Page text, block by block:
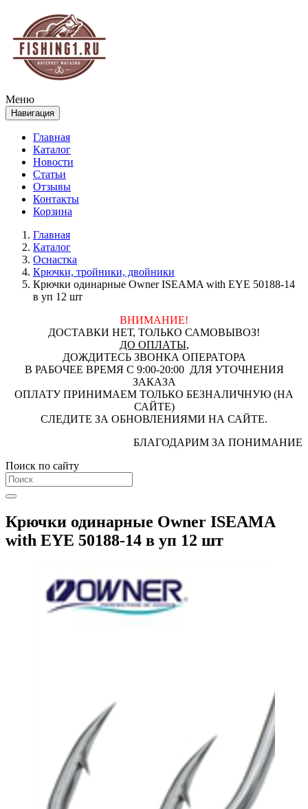
Меню
Навигация
Главная
Каталог
Новости
Статьи
Отзывы
Контакты
Корзина
Главная
Каталог
Оснастка
Крючки, тройники, двойники
Крючки одинарные Owner ISEAMA with EYE 50188-14
в уп 12 шт
ВНИМАНИЕ!
ДОСТАВКИ НЕТ, ТОЛЬКО САМОВЫВОЗ!
ДО ОПЛАТЫ,
ДОЖДИТЕСЬ ЗВОНКА ОПЕРАТОРА
В РАБОЧЕЕ ВРЕМЯ С 9:00-20:00 ДЛЯ УТОЧНЕНИЯ
ЗАКАЗА
ОПЛАТУ ПРИНИМАЕМ ТОЛЬКО БЕЗНАЛИЧНУЮ (НА
САЙТЕ)
СЛЕДИТЕ ЗА ОБНОВЛЕНИЯМИ НА САЙТЕ.
БЛАГОДАРИМ ЗА ПОНИМАНИЕ
Поиск по сайту
Крючки одинарные Owner ISEAMA
with EYE 50188-14 в уп 12 шт